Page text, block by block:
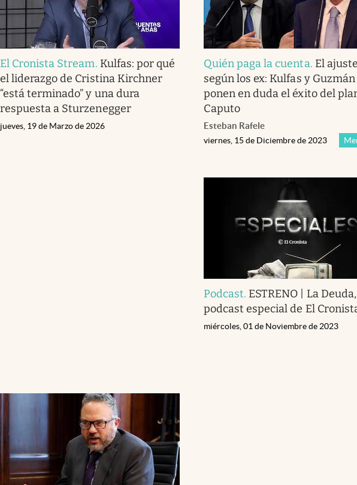
abre en nueva pestaña
El Cronista Stream. Kulfas: por qué
el liderazgo de Cristina Kirchner
“está terminado” y una dura
respuesta a Sturzenegger
jueves, 19 de Marzo de 2026
Quién paga la cuenta. El ajuste
según los ex: Kulfas y Guzmán
ponen en duda el éxito del
Caputo
Esteban Rafele
viernes, 15 de Diciembre de 2023
Podcast. ESTRENO | La
podcast especial de El
miércoles, 01 de Noviembre de 2023